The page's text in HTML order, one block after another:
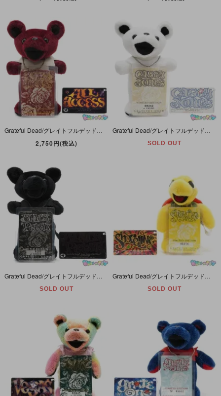
2,750円(税込) SOLD OUT
SOLD OUT SOLD OUT